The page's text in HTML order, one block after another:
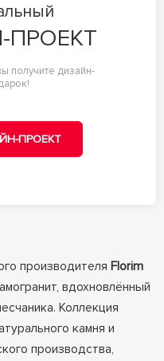
ПРОЕКТ
получите дизайн-
ПРОЕКТ
производителя Florim
вдохновлённый
Коллекция
камня и
производства,